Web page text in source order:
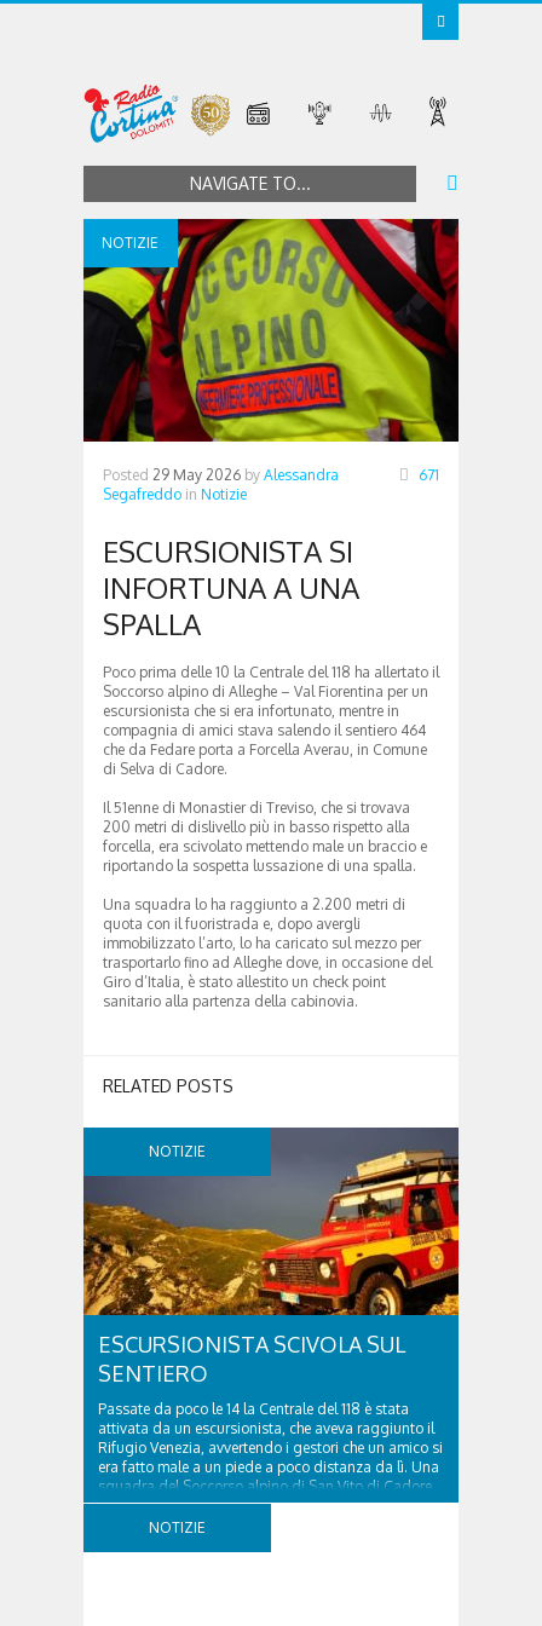
NAVIGATE TO...
NOTIZIE
Posted 29 May 2026 by Alessandra
Segafreddo in Notizie
671
ESCURSIONISTA SI
INFORTUNA A UNA
SPALLA
Poco prima delle 10 la Centrale del 118 ha allertato il
Soccorso alpino di Alleghe – Val Fiorentina per un
escursionista che si era infortunato, mentre in
compagnia di amici stava salendo il sentiero 464
che da Fedare porta a Forcella Averau, in Comune
di Selva di Cadore.
Il 51enne di Monastier di Treviso, che si trovava
200 metri di dislivello più in basso rispetto alla
forcella, era scivolato mettendo male un braccio e
riportando la sospetta lussazione di una spalla.
Una squadra lo ha raggiunto a 2.200 metri di
quota con il fuoristrada e, dopo avergli
immobilizzato l’arto, lo ha caricato sul mezzo per
trasportarlo fino ad Alleghe dove, in occasione del
Giro d’Italia, è stato allestito un check point
sanitario alla partenza della cabinovia.
RELATED POSTS
NOTIZIE
ESCURSIONISTA SCIVOLA SUL
SENTIERO
Passate da poco le 14 la Centrale del 118 è stata
attivata da un escursionista, che aveva raggiunto il
Rifugio Venezia, avvertendo i gestori che un amico si
era fatto male a un piede a poco distanza da lì. Una
squadra del Soccorso alpino di San Vito di Cadore
ha quindi raggiunto l'infortunato...
NOTIZIE